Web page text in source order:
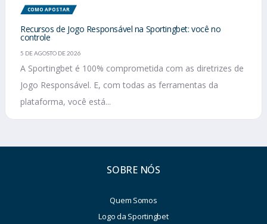
COMO APOSTAR
Recursos de Jogo Responsável na Sportingbet: você no
controle
5 DE AGOSTO DE 2026
A Sportingbet é 100% comprometida com as diretrizes de
Jogo Responsável. E, com todas as ferramentas da
plataforma, você está...
SOBRE NÓS
Quem Somos
Logo da Sportingbet